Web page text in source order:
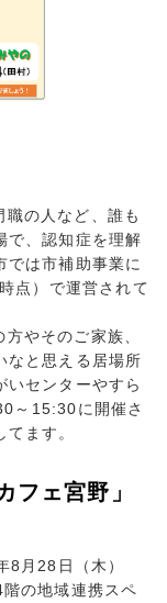
の人など、誰も
で、認知症を理解
では市補助事業に
点）で運営されて
やそのご家族、
なと思える居場所
いセンターやすら
～15:30に開催さ
ます。
フェ宮野」
8月28日（木）
の地域連携スペ